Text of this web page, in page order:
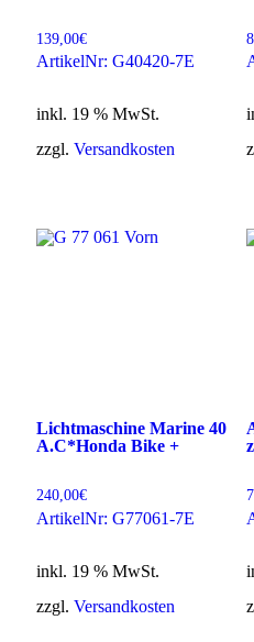
139,00€
ArtikelNr: G40420-7E
inkl. 19 % MwSt.
zzgl. Versandkosten
Lichtmaschine Marine 40
A.C*Honda Bike +
240,00€
ArtikelNr: G77061-7E
inkl. 19 % MwSt.
zzgl. Versandkosten